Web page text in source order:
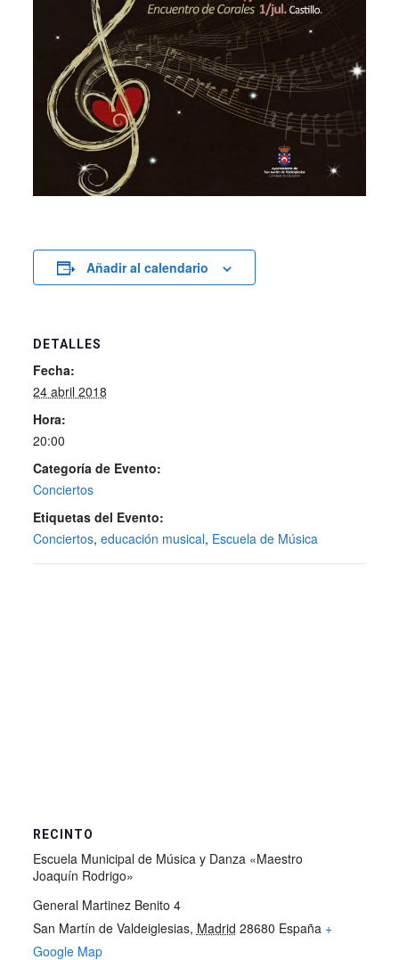
Añadir al calendario
DETALLES
Fecha:
24 abril 2018
Hora:
20:00
Categoría de Evento:
Conciertos
Etiquetas del Evento:
Conciertos, educación musical, Escuela de Música
RECINTO
Escuela Municipal de Música y Danza «Maestro
Joaquín Rodrigo»
General Martinez Benito 4
San Martín de Valdeiglesias, Madrid 28680 España +
Google Map